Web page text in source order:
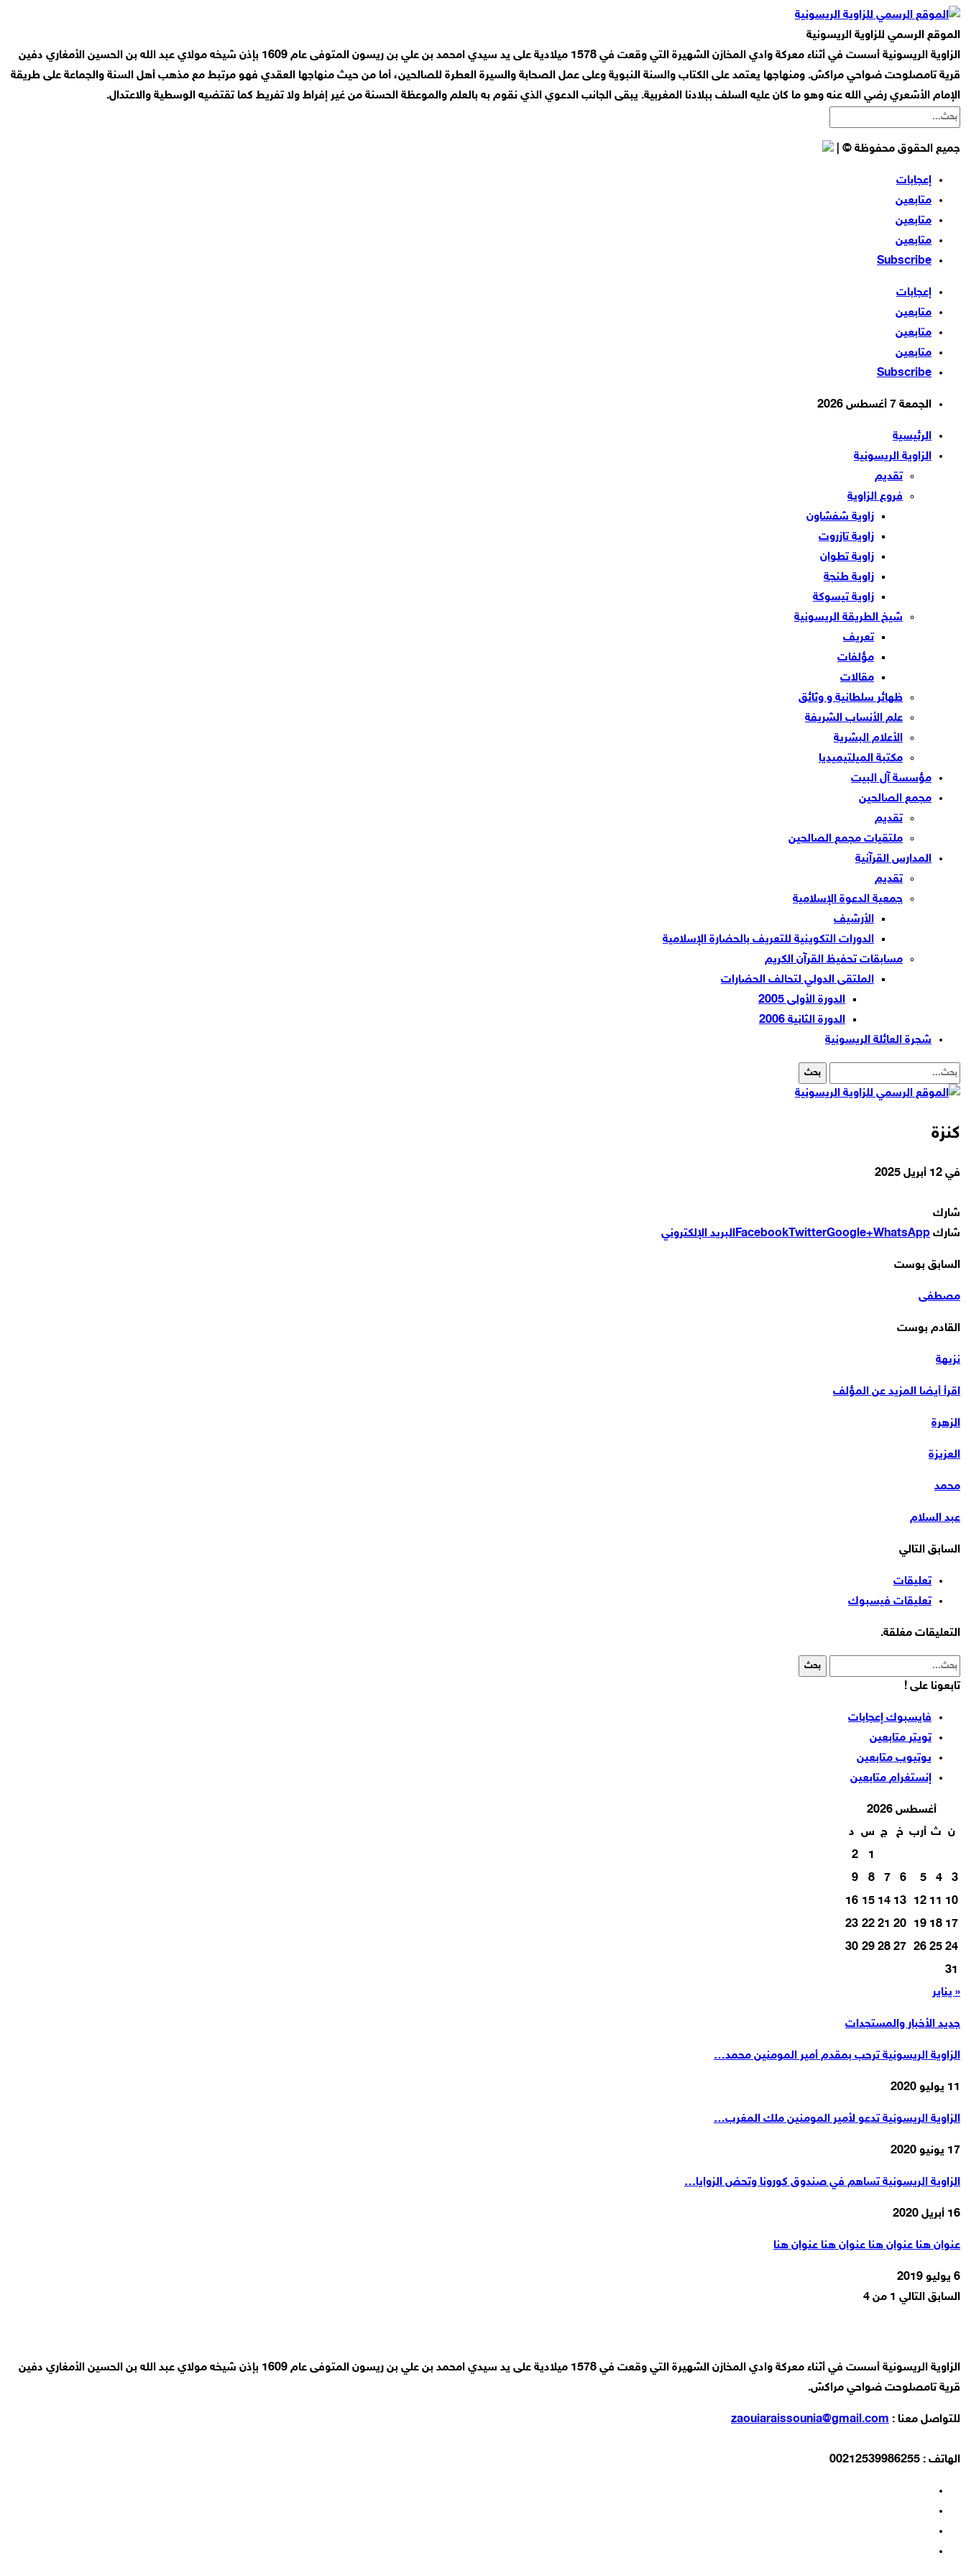
الموقع الرسمي للزاوية الريسونية
الزاوية الريسونية أسست في أثناء معركة وادي المخازن الشهيرة التي وقعت في 1578 ميلادية على يد سيدي امحمد بن علي بن ريسون المتوفى عام 1609 بإذن شيخه مولاي عبد الله بن الحسين الأمغاري دفين
قرية تامصلوحت ضواحي مراكش. ومنهاجها يعتمد على الكتاب والسنة النبوية وعلى عمل الصحابة والسيرة العطرة للصالحين، أما من حيث منهاجها العقدي فهو مرتبط مع مذهب أهل السنة والجماعة على طريقة
الإمام الأشعري رضي الله عنه وهو ما كان عليه السلف ببلادنا المغربية. يبقى الجانب الدعوي الذي نقوم به بالعلم والموعظة الحسنة من غير إفراط ولا تفريط كما تقتضيه الوسطية والاعتدال.
جميع الحقوق محفوظة © |
إعجابات
متابعين
متابعين
متابعين
Subscribe
إعجابات
متابعين
متابعين
متابعين
Subscribe
الجمعة 7 أغسطس 2026
الرئيسية
الزاوية الريسونية
تقديم
فروع الزاوية
زاوية شفشاون
زاوية تازروت
زاوية تطوان
زاوية طنجة
زاوية تيسوكة
شيخ الطريقة الريسونية
تعريف
مؤلفات
مقالات
ظهائر سلطانية و وثائق
علم الأنساب الشريفة
الأعلام البشرية
مكتبة الميلتيميديا
مؤسسة آل البيت
مجمع الصالحين
تقديم
ملتقيات مجمع الصالحين
المدارس القرآنية
تقديم
جمعية الدعوة الإسلامية
الأرشيف
الدورات التكوينية للتعريف بالحضارة الإسلامية
مسابقات تحفيظ القرآن الكريم
الملتقى الدولي لتحالف الحضارات
الدورة الأولى 2005
الدورة الثانية 2006
شجرة العائلة الريسونية
كنزة
في 12 أبريل 2025
شارك
شارك
FacebookTwitterGoogle+WhatsApp البريد الإلكتروني
السابق بوست
مصطفى
القادم بوست
نزيهة
اقرأ أيضا المزيد عن المؤلف
الزهرة
العزيزة
محمد
عبد السلام
السابق التالي
تعليقات
تعليقات فيسبوك
التعليقات مغلقة.
تابعونا على !
فايسبوك إعجابات
تويتر متابعين
يوتيوب متابعين
إنستغرام متابعين
أغسطس 2026
ن ث أرب خ ج س د
1
2
3
4
5
6
7
8
9
10
11
12
13
14
15
16
17
18
19
20
21
22
23
24
25
26
27
28
29
30
31
« يناير
جديد الأخبار والمستجدات
الزاوية الريسونية ترحب بمقدم أمير المومنين محمد…
11 يوليو 2020
الزاوية الريسونية تدعو لأمير المومنين ملك المغرب…
17 يونيو 2020
الزاوية الريسونية تساهم في صندوق كورونا وتحض الزوايا…
16 أبريل 2020
عنوان هنا عنوان هنا عنوان هنا عنوان هنا
6 يوليو 2019
السابق التالي 1 من 4
الزاوية الريسونية أسست في أثناء معركة وادي المخازن الشهيرة التي وقعت في 1578 ميلادية على يد سيدي امحمد بن علي بن ريسون المتوفى عام 1609 بإذن شيخه مولاي عبد الله بن الحسين الأمغاري دفين
قرية تامصلوحت ضواحي مراكش.
للتواصل معنا : zaouiaraissounia@gmail.com
الهاتف : 00212539986255